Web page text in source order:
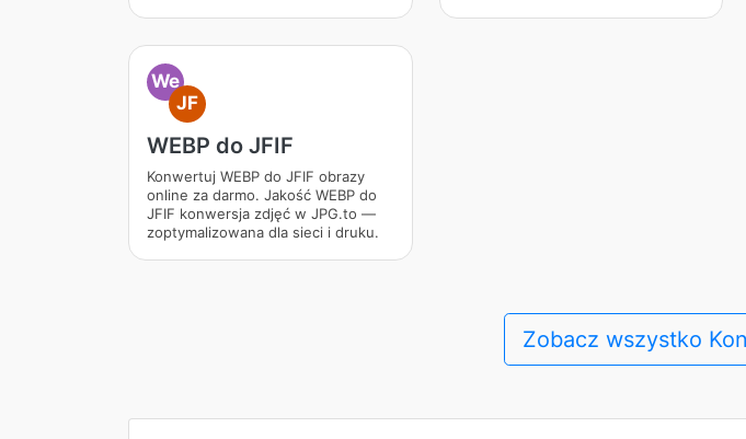
We
JF
WEBP do JFIF
Konwertuj WEBP do JFIF obrazy
online za darmo. Jakość WEBP do
JFIF konwersja zdjęć w JPG.to —
zoptymalizowana dla sieci i druku.
Zobacz wszystko